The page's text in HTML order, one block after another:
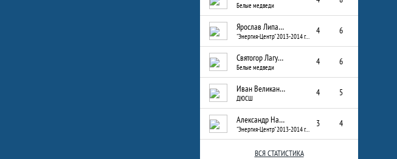
Белые медведи
Ярослав Липатов 4 6
"Энергия-Центр" 2013-2014 г.р.
Святогор Лагуткин 4 6
Белые медведи
Иван Великанов 4 5
ДЮСШ
Александр Назаров 3 4
"Энергия-Центр" 2013-2014 г.р.
ВСЯ СТАТИСТИКА